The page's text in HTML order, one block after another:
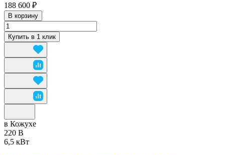
188 600 ₽
В корзину
Купить в 1 клик
в Кожухе
220 В
6,5 кВт